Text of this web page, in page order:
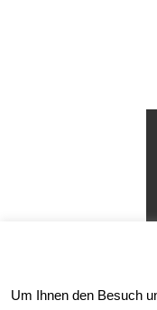
Um Ihnen den Besuch